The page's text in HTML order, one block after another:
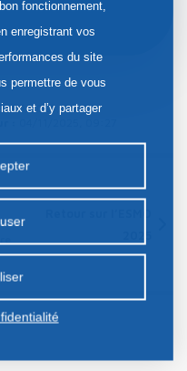
11/2025, 09:27
fonctionnement,
enregistrant vos
du site
permettre de vous
et d’y partager
site ou ceux de
non classés